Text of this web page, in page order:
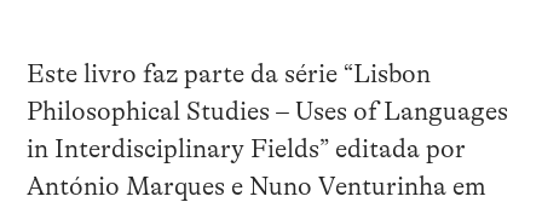
Este livro faz parte da série “Lisbon
Philosophical Studies – Uses of Languages
in Interdisciplinary Fields” editada por
António Marques e Nuno Venturinha em